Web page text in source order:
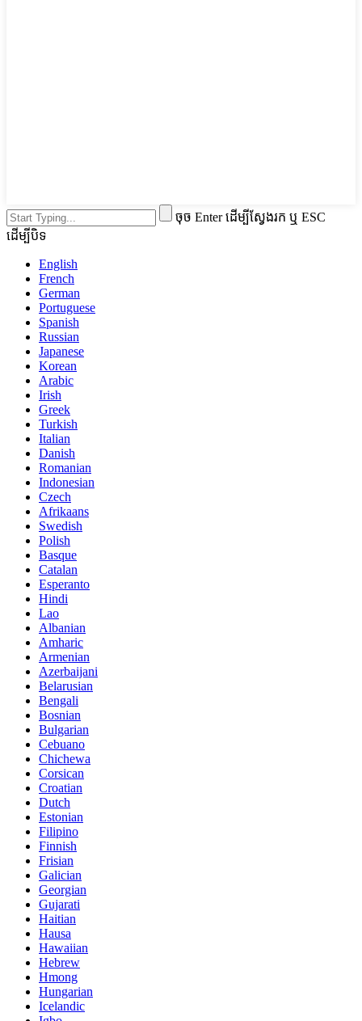
ចុច Enter ដើម្បីស្វែងរក ឬ ESC
ដើម្បីបិទ
English
French
German
Portuguese
Spanish
Russian
Japanese
Korean
Arabic
Irish
Greek
Turkish
Italian
Danish
Romanian
Indonesian
Czech
Afrikaans
Swedish
Polish
Basque
Catalan
Esperanto
Hindi
Lao
Albanian
Amharic
Armenian
Azerbaijani
Belarusian
Bengali
Bosnian
Bulgarian
Cebuano
Chichewa
Corsican
Croatian
Dutch
Estonian
Filipino
Finnish
Frisian
Galician
Georgian
Gujarati
Haitian
Hausa
Hawaiian
Hebrew
Hmong
Hungarian
Icelandic